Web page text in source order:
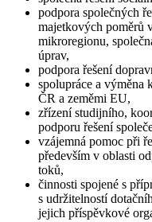
podpora společných
majetkových poměrů
mikroregionu,
úprav,
podpora řešení
spolupráce a výměna
ČR a zeměmi EU,
zřízení studijního,
podporu řešení
vzájemná pomoc při
především v oblasti
toků,
činnosti spojené s
s udržitelností
jejich příspěvkové